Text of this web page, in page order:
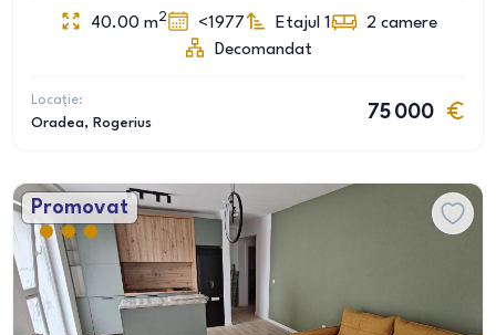
40.00 m2 <1977 Etajul 1 2 camere
Decomandat
Locație:
Oradea, Rogerius
75 000
Promovat